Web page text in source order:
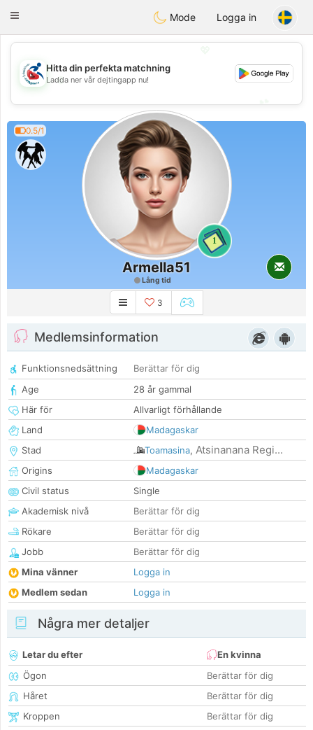
Handi Space
Toggle
Mode Logga in
💖
💕
Hitta din perfekta matchning
Ladda ner vår dejtingapp nu!
0.5/1
1
Armella51
Lång tid
3
Medlemsinformation
Funktionsnedsättning
Berättar för dig
Age
28 år gammal
Här för
Allvarligt förhållande
Land
Madagaskar
Stad
Toamasina, Atsinanana Regi...
Origins
Madagaskar
Civil status
Single
Akademisk nivå
Berättar för dig
Rökare
Berättar för dig
Jobb
Berättar för dig
Mina vänner
Logga in
Medlem sedan
Logga in
Några mer detaljer
Letar du efter
En kvinna
Ögon
Berättar för dig
Håret
Berättar för dig
Kroppen
Berättar för dig